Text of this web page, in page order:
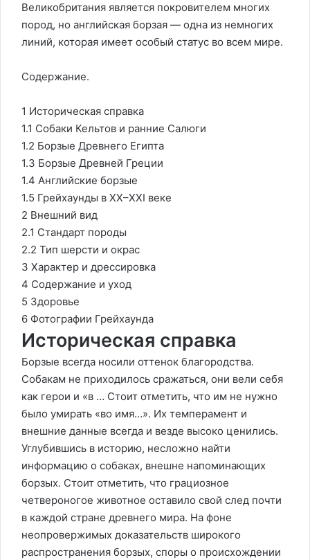
Великобритания является покровителем многих
пород, но английская борзая — одна из немногих
линий, которая имеет особый статус во всем мире.
Содержание.
1 Историческая справка
1.1 Собаки Кельтов и ранние Салюги
1.2 Борзые Древнего Египта
1.3 Борзые Древней Греции
1.4 Английские борзые
1.5 Грейхаунды в XX–XXI веке
2 Внешний вид
2.1 Стандарт породы
2.2 Тип шерсти и окрас
3 Характер и дрессировка
4 Содержание и уход
5 Здоровье
6 Фотографии Грейхаунда
Историческая справка
Борзые всегда носили оттенок благородства.
Собакам не приходилось сражаться, они вели себя
как герои и «в … Стоит отметить, что им не нужно
было умирать «во имя…». Их темперамент и
внешние данные всегда и везде высоко ценились.
Углубившись в историю, несложно найти
информацию о собаках, внешне напоминающих
борзых. Стоит отметить, что грациозное
четвероногое животное оставило свой след почти
в каждой стране древнего мира. На фоне
неопровержимых доказательств широкого
распространения борзых, споры о происхождении